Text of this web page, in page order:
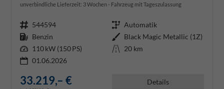
unverbindliche Lieferzeit: 3 Wochen Fahrzeug mit Tageszulassung
Fahrzeugnr. 544594 Getriebe Automatik
Kraftstoff Benzin Außenfarbe Black Magic Metallic (1Z)
Leistung 110 kW (150 PS) Kilometerstand 20 km
01.06.2026
33.219,– € Details